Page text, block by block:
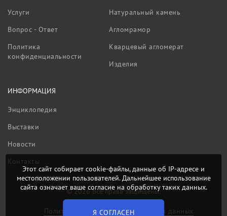
Услуги
Вопрос - Ответ
Политика
конфиденциальности
Натуральный камень
Агломрамор
Кварцевый агломерат
Изделия
ИНФОРМАЦИЯ
Энциклопедия
Выставки
Новости
Контакты
© 2026 Все права защищены.
Политика обработки персональных данных
Этот сайт собирает cookie-файлы, данные об IP-адресе и
местоположении пользователей. Дальнейшее использование
сайта означает ваше согласие на обработку таких данных.
Я СОГЛАСЕН